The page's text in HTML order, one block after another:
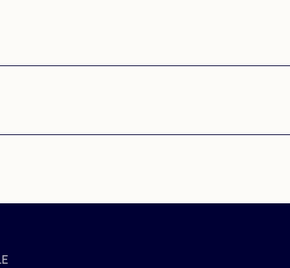
com o seu CMP para adicionar este